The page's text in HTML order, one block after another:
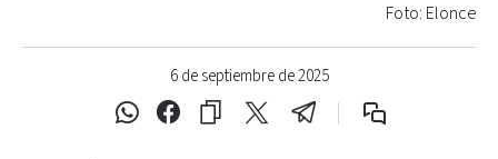
6 de septiembre de 2025
Foto: Elonce